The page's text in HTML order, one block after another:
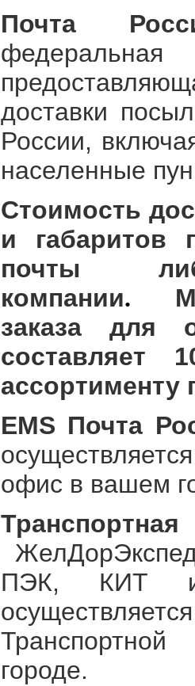
Почта
доставки
России,
населенные
Стоимость
и габаритов
почты
компании.
заказа для
составляет
ассортименту
EMS Почта
офис в вашем
ПЭК, КИТ и
городе.